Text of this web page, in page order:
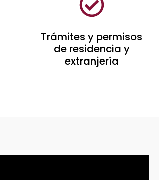
Trámites y permisos
de residencia y
extranjería